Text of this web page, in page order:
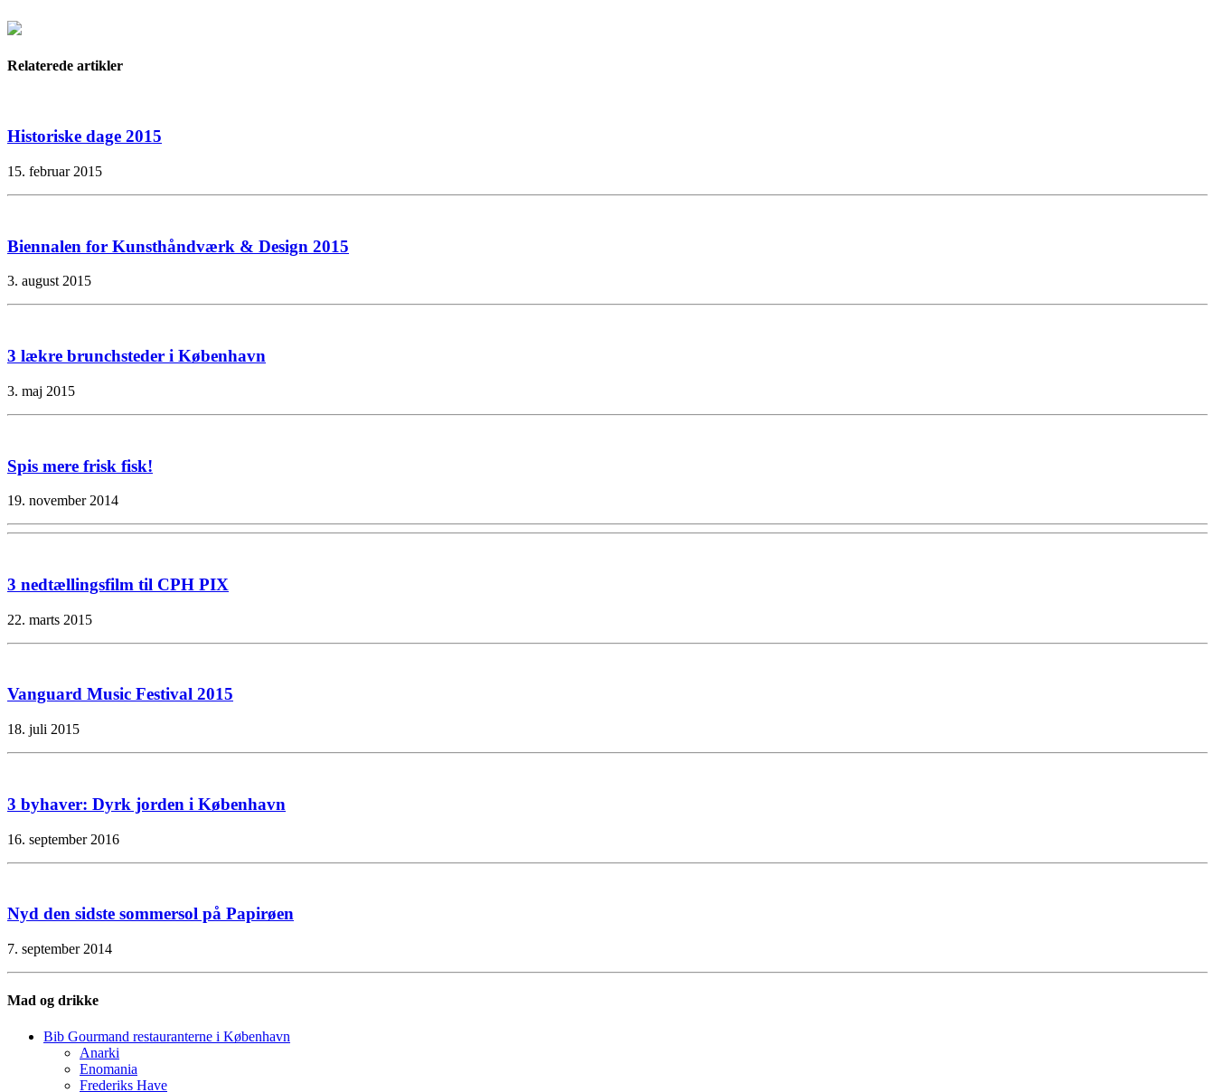
Relaterede artikler
Historiske dage 2015
15. februar 2015
Biennalen for Kunsthåndværk & Design 2015
3. august 2015
3 lækre brunchsteder i København
3. maj 2015
Spis mere frisk fisk!
19. november 2014
3 nedtællingsfilm til CPH PIX
22. marts 2015
Vanguard Music Festival 2015
18. juli 2015
3 byhaver: Dyrk jorden i København
16. september 2016
Nyd den sidste sommersol på Papirøen
7. september 2014
Mad og drikke
Bib Gourmand restauranterne i København
Anarki
Enomania
Frederiks Have